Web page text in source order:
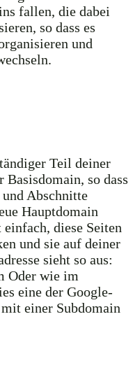
fallen, die dabei
so dass es
und
Teil deiner
Basisdomain, so dass
Abschnitte
Hauptdomain
einfach, diese Seiten
und sie auf deiner
sieht so aus:
Oder wie im
eine der Google-
einer Subdomain